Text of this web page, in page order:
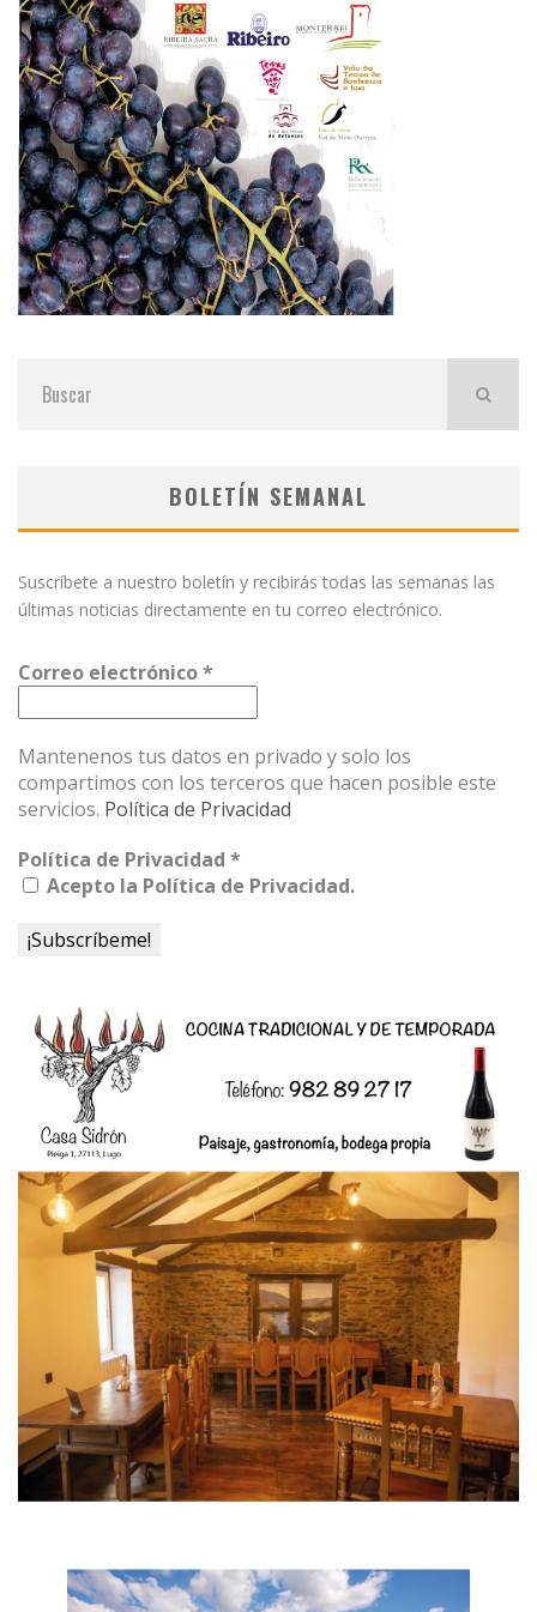
BOLETÍN SEMANAL
Suscríbete a nuestro boletín y recibirás todas las semanas las
últimas noticias directamente en tu correo electrónico.
Correo electrónico*
Mantenenos tus datos en privado y solo los
compartimos con los terceros que hacen posible este
servicios. Política de Privacidad
Política de Privacidad *
Acepto la Política de Privacidad.